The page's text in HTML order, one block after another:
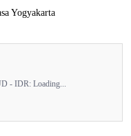
Yogyakarta
- IDR: Loading...